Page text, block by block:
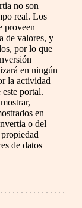
no son
real. Los
proveen
de valores, y
por lo que
en ningún
la actividad
portal.
en
o del
de datos